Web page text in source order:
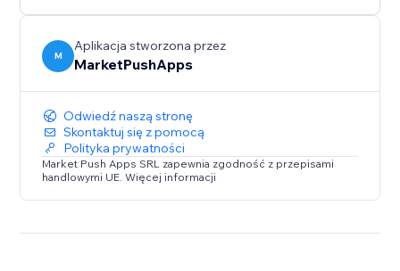
M
Aplikacja stworzona przez
MarketPushApps
Odwiedź naszą stronę
Skontaktuj się z pomocą
Polityka prywatności
Market Push Apps SRL zapewnia zgodność z przepisami
handlowymi UE. Więcej informacji